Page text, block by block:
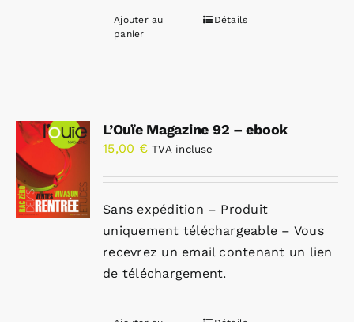
Ajouter au
panier
Détails
L’Ouïe Magazine 92 – ebook
15,00 € TVA incluse
Sans expédition – Produit
uniquement téléchargeable – Vous
recevrez un email contenant un lien
de téléchargement.